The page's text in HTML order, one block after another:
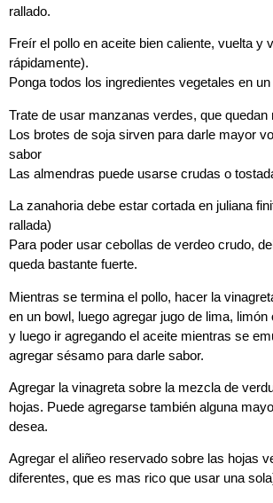
rallado.
Freír el pollo en aceite bien caliente, vuelta y
rápidamente).
Ponga todos los ingredientes vegetales en un
Trate de usar manzanas verdes, que quedan
Los brotes de soja sirven para darle mayor
sabor
Las almendras puede usarse crudas o
La zanahoria debe estar cortada en juliana
rallada)
Para poder usar cebollas de verdeo crudo,
queda bastante fuerte.
Mientras se termina el pollo, hacer la
en un bowl, luego agregar jugo de lima,
y luego ir agregando el aceite mientras se
agregar sésamo para darle sabor.
Agregar la vinagreta sobre la mezcla de
hojas. Puede agregarse también alguna
desea.
Agregar el aliñeo reservado sobre las hojas
diferentes, que es mas rico que usar una